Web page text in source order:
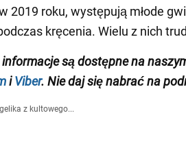
2019 roku, występują młode
kręcenia. Wielu z nich
są dostępne na
iViber. Nie daj się nabrać na
z kultowego...